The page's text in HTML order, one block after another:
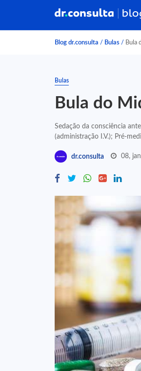
Blog dr.consulta / Bulas / Bula
Bulas
Bula do
Sedação da consciência
(administração I.V.); Pré-
dr.consulta 08,